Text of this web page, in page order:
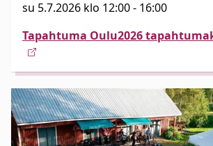
su 5.7.2026 klo 12:00 - 16:00
Tapahtuma Oulu2026